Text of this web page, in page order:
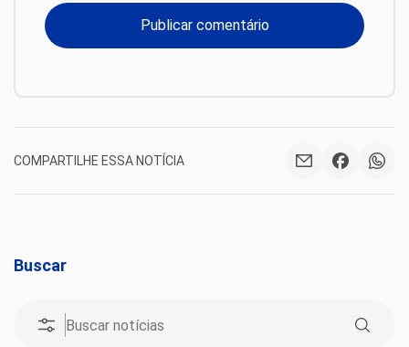
COMPARTILHE ESSA NOTÍCIA
Buscar